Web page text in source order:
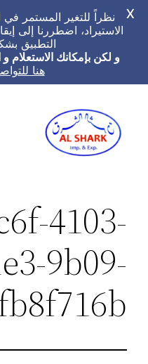
المحتوى
4103-
9b09-
نظراً للتغير المستمر
الاستيراد، اضطررنا إلى
التطبيق
و لكن بإمكانك الاستعلام
هنا
X